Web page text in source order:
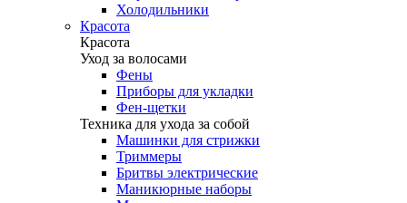
Холодильники
Красота
Красота
Уход за волосами
Фены
Приборы для укладки
Фен-щетки
Техника для ухода за собой
Машинки для стрижки
Триммеры
Бритвы электрические
Маникюрные наборы